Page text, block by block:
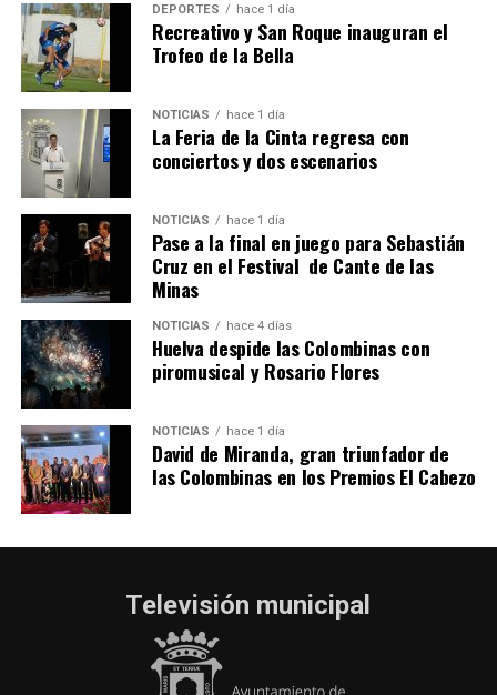
QUINTA CORRIDA DE LAS FIESTAS COLOMBINAS
2026
hace 5 días· Huelvatv
DEPORTES hace 1 día
Recreativo y San Roque inauguran el
Trofeo de la Bella
NOTICIAS hace 1 día
La Feria de la Cinta regresa con
conciertos y dos escenarios
NOTICIAS hace 1 día
Pase a la final en juego para Sebastián
Cruz en el Festival de Cante de las
Minas
NOTICIAS hace 4 días
Huelva despide las Colombinas con
piromusical y Rosario Flores
NOTICIAS hace 1 día
David de Miranda, gran triunfador de
las Colombinas en los Premios El Cabezo
Televisión municipal